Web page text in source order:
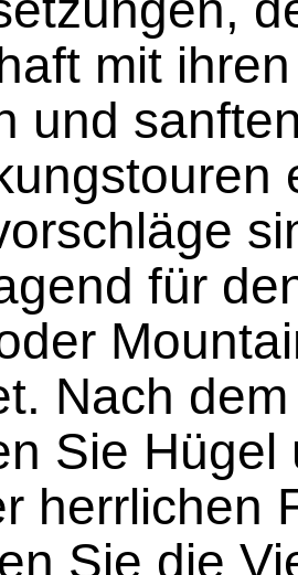
mit
und
für
Nach
Sie Hügel
herrlichen
Sie die